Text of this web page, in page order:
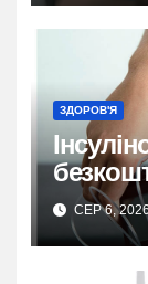
ЗДОРОВ'Я
СЕР 6, 2026